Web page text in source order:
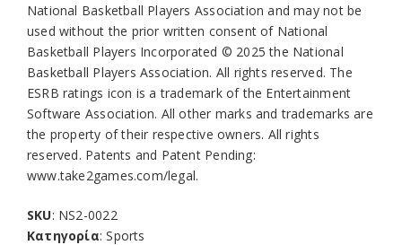
National Basketball Players Association and may not be
used without the prior written consent of National
Basketball Players Incorporated © 2025 the National
Basketball Players Association. All rights reserved. The
ESRB ratings icon is a trademark of the Entertainment
Software Association. All other marks and trademarks are
the property of their respective owners. All rights
reserved. Patents and Patent Pending:
www.take2games.com/legal.
SKU: NS2-0022
Κατηγορία: Sports